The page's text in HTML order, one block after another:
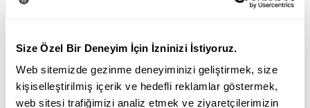
Size Özel Bir Deneyim İçin İzninizi İstiyoruz.
Web sitemizde gezinme deneyiminizi geliştirmek, size
kişiselleştirilmiş içerik ve hedefli reklamlar göstermek,
web sitesi trafiğimizi analiz etmek ve ziyaretçilerimizin